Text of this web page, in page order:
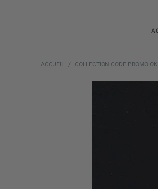
ACCUEIL / COLLECTION CODE PROMO